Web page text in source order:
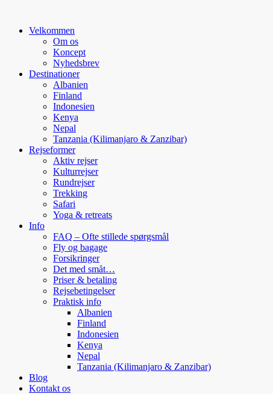
Velkommen
Om os
Koncept
Nyhedsbrev
Destinationer
Albanien
Finland
Indonesien
Kenya
Nepal
Tanzania (Kilimanjaro & Zanzibar)
Rejseformer
Aktiv rejser
Kulturrejser
Rundrejser
Trekking
Safari
Yoga & retreats
Info
FAQ – Ofte stillede spørgsmål
Fly og bagage
Forsikringer
Det med småt…
Priser & betaling
Rejsebetingelser
Praktisk info
Albanien
Finland
Indonesien
Kenya
Nepal
Tanzania (Kilimanjaro & Zanzibar)
Blog
Kontakt os